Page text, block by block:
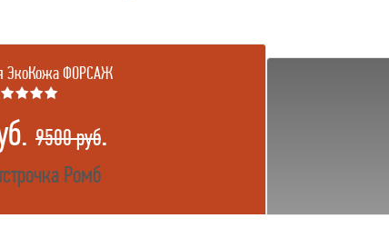
ЭкоКожа ФОРСАЖ
9500 руб.
Ромб